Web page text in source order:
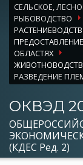
СЕЛЬСКОЕ,
РЫБОВОДСТВО
ОБЛАСТЯХ
РАЗВЕДЕНИЕ
ОКВЭД
(КДЕС Ред. 2)